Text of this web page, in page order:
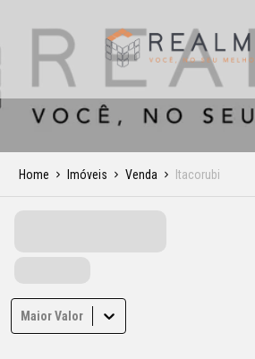
Home Imóveis Venda Itacorubi
Maior Valor